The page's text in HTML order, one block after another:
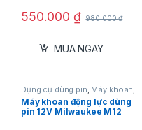
550.000 ₫ 980.000₫
MUA NGAY
Dụng cụ dùng pin Máy khoan
Máy khoan bê tông , Máy khoan
bê tông dùng pin 12V,Máy khoan
động lực ,Máy khoan dùng pin
12V
Máy khoan động lực dùng
pin 12V Milwaukee M12